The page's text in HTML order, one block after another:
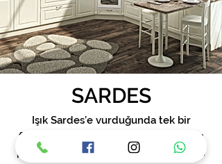
SARDES
Işık Sardes’e vurduğunda tek bir
formda yansımaz. Parlak sevenler için
parlak, yumuşaklığı tercih edenler için